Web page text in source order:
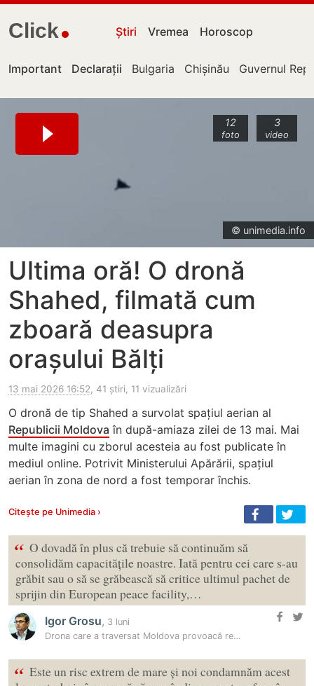
Click Știri Vremea Horoscop
Important Declarații Bulgaria Chișinău Guvernul
12
foto
3
video
© unimedia.info
Ultima oră! O dronă
Shahed, filmată cum
zboară deasupra
orașului Bălți
13 mai 2026 16:52, 41 știri, 11 vizualizări
O dronă de tip Shahed a survolat spațiul aerian al
Republicii Moldova în după-amiaza zilei de 13 mai. Mai
multe imagini cu zborul acesteia au fost publicate în
mediul online. Potrivit Ministerului Apărării, spațiul
aerian în zona de nord a fost temporar închis.
Citește pe Unimedia ›
“ O dovadă în plus că trebuie să continuăm să
consolidăm capacitățile noastre. Iată pentru cei care s-au
grăbit sau o să se grăbească să critice ultimul pachet de
sprijin din European peace facility,…
Igor Grosu, 3 luni
Drona care a traversat Moldova provoacă reacții politice
“ Este un risc extrem de mare și noi condamnăm acest